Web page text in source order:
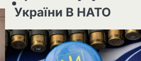
України В НАТО